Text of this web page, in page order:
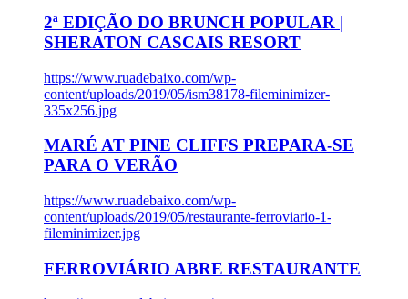
2ª EDIÇÃO DO BRUNCH POPULAR |
SHERATON CASCAIS RESORT
https://www.ruadebaixo.com/wp-
content/uploads/2019/05/ism38178-fileminimizer-
335x256.jpg
MARÉ AT PINE CLIFFS PREPARA-SE
PARA O VERÃO
https://www.ruadebaixo.com/wp-
content/uploads/2019/05/restaurante-ferroviario-1-
fileminimizer.jpg
FERROVIÁRIO ABRE RESTAURANTE